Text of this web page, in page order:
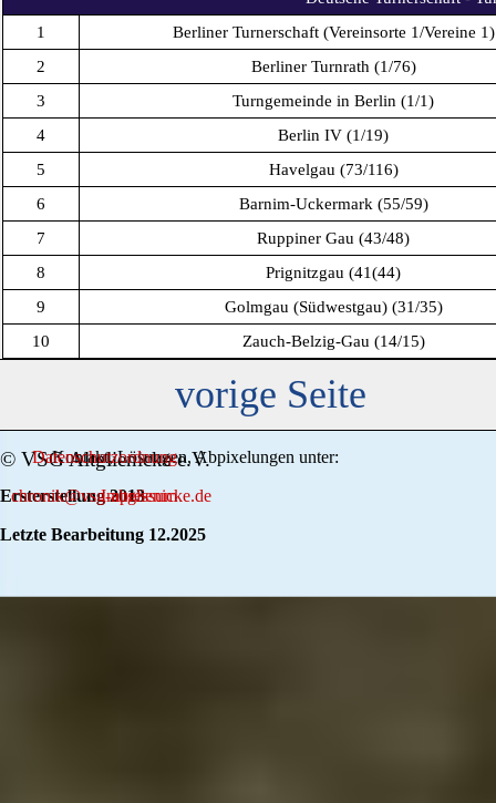
1
Berliner Turnerschaft (Vereinsorte 1/Vereine 1)
2
Berliner Turnrath (1/76)
3
Turngemeinde in Berlin (1/1)
4
Berlin IV (1/19)
5
Havelgau (73/116)
6
Barnim-Uckermark (55/59)
7
Ruppiner Gau (43/48)
8
Prignitzgau (41(44)
9
Golmgau (Südwestgau) (31/35)
10
Zauch-Belzig-Gau (14/15)
vorige Seite
© VSG Altglienicke e.V.
Kontakt, Lösungen, Abpixelungen unter:
Datenschutzordnung
Ersterstellung 2013
chronik@vsg-altglienicke.de
Impressum
Letzte Bearbeitung 12.2025